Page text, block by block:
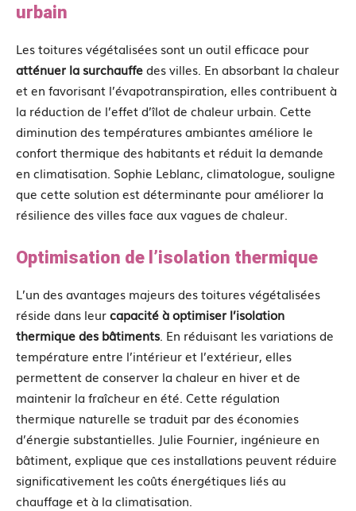
urbain
Les toitures végétalisées sont un outil efficace pour
atténuer la surchauffedes villes. En absorbant la chaleur
et en favorisant l’évapotranspiration, elles contribuent à
la réduction de l’effet d’îlot de chaleur urbain. Cette
diminution des températures ambiantes améliore le
confort thermique des habitants et réduit la demande
en climatisation. Sophie Leblanc, climatologue, souligne
que cette solution est déterminante pour améliorer la
résilience des villes face aux vagues de chaleur.
Optimisation de l’isolation thermique
L’un des avantages majeurs des toitures végétalisées
réside dans leurcapacité à optimiser l’isolation
thermique des bâtiments. En réduisant les variations de
température entre l’intérieur et l’extérieur, elles
permettent de conserver la chaleur en hiver et de
maintenir la fraîcheur en été. Cette régulation
thermique naturelle se traduit par des économies
d’énergie substantielles. Julie Fournier, ingénieure en
bâtiment, explique que ces installations peuvent réduire
significativement les coûts énergétiques liés au
chauffage et à la climatisation.